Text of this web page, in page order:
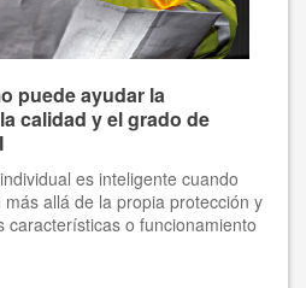
puede ayudar la
calidad y el grado de
es inteligente cuando
allá de la propia protección y
características o funcionamiento